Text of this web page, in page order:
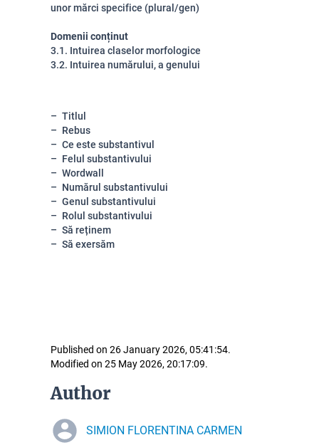
unor mărci specifice (plural/gen)
Domenii conținut
3.1. Intuirea claselor morfologice
3.2. Intuirea numărului, a genului
Titlul
Rebus
Ce este substantivul
Felul substantivului
Wordwall
Numărul substantivului
Genul substantivului
Rolul substantivului
Să reținem
Să exersăm
Published on 26 January 2026, 05:41:54.
Modified on 25 May 2026, 20:17:09.
Author
SIMION FLORENTINA CARMEN